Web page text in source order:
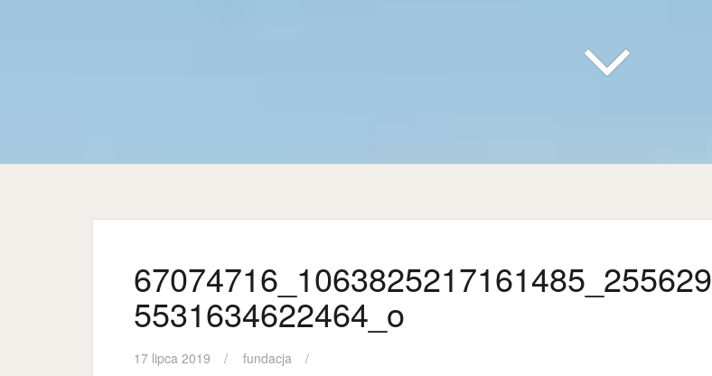
67074716_1063825217161485_255629
5531634622464_o
17 lipca 2019 fundacja